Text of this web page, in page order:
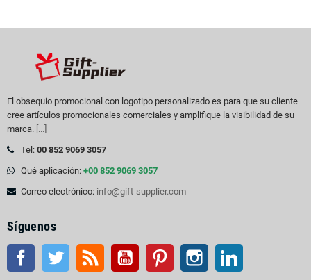
El obsequio promocional con logotipo personalizado es para que su cliente
cree artículos promocionales comerciales y amplifique la visibilidad de su
marca. [...]
Tel: 00 852 9069 3057
Qué aplicación: +00 852 9069 3057
Correo electrónico: info@gift-supplier.com
Síguenos
Facebook Gorjeo Rss YouTube Pinterest Instagram